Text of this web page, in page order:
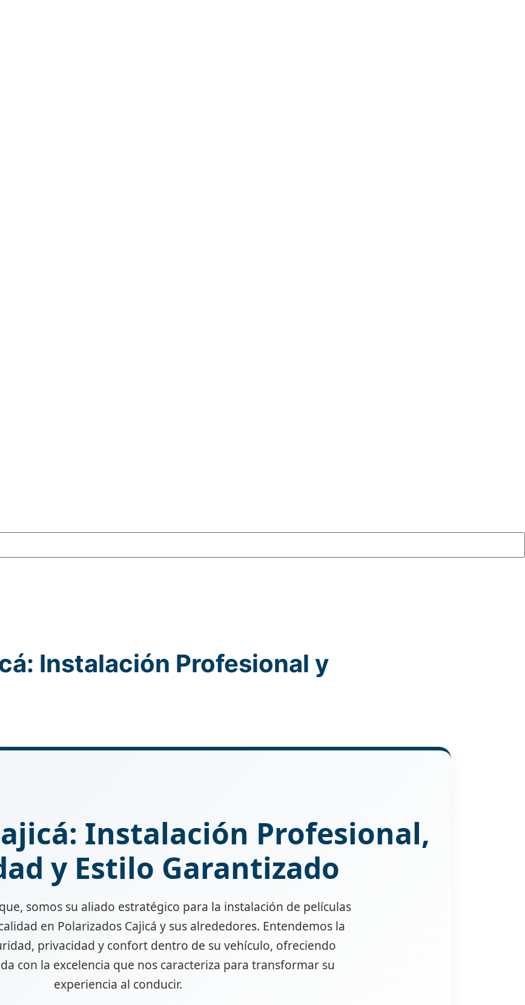
Instalación Profesional y
Instalación Profesional,
y Estilo Garantizado
somos su aliado estratégico para la instalación de películas
en Polarizados Cajicá y sus alrededores. Entendemos la
privacidad y confort dentro de su vehículo, ofreciendo
con la excelencia que nos caracteriza para transformar su
experiencia al conducir.